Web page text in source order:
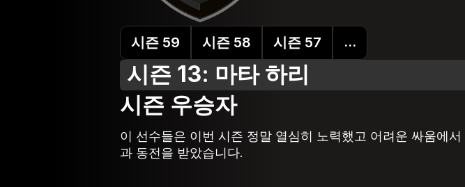
시즌 59 시즌 58 시즌 57 ...
시즌 13: 마타 하리
시즌 우승자
이 선수들은 이번 시즌 정말 열심히 노력했고 어려운 싸움에
과 동전을 받았습니다.